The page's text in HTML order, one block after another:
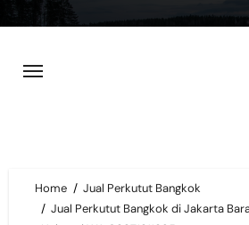
content
Home
Jual Perkutut Bangkok
Jual Perkutut Bangkok di Jakarta